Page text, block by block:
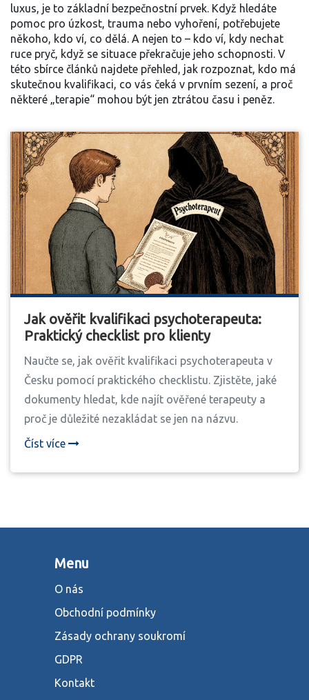
luxus, je to základní bezpečnostní prvek. Když hledáte
pomoc pro úzkost, trauma nebo vyhoření, potřebujete
někoho, kdo ví, co dělá. A nejen to – kdo ví, kdy nechat
ruce pryč, když se situace překračuje jeho schopnosti. V
této sbírce článků najdete přehled, jak rozpoznat, kdo má
skutečnou kvalifikaci, co vás čeká v prvním sezení, a proč
některé „terapie“ mohou být jen ztrátou času i peněz.
Jak ověřit kvalifikaci psychoterapeuta:
Praktický checklist pro klienty
Naučte se, jak ověřit kvalifikaci psychoterapeuta v
Česku pomocí praktického checklistu. Zjistěte, jaké
dokumenty hledat, kde najít ověřené terapeuty a
proč je důležité nezakládat se jen na názvu.
Číst více
Menu
O nás
Obchodní podmínky
Zásady ochrany soukromí
GDPR
Kontakt